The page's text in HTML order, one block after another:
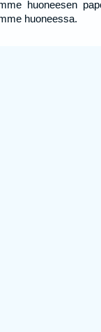
huoneesen
huoneessa.